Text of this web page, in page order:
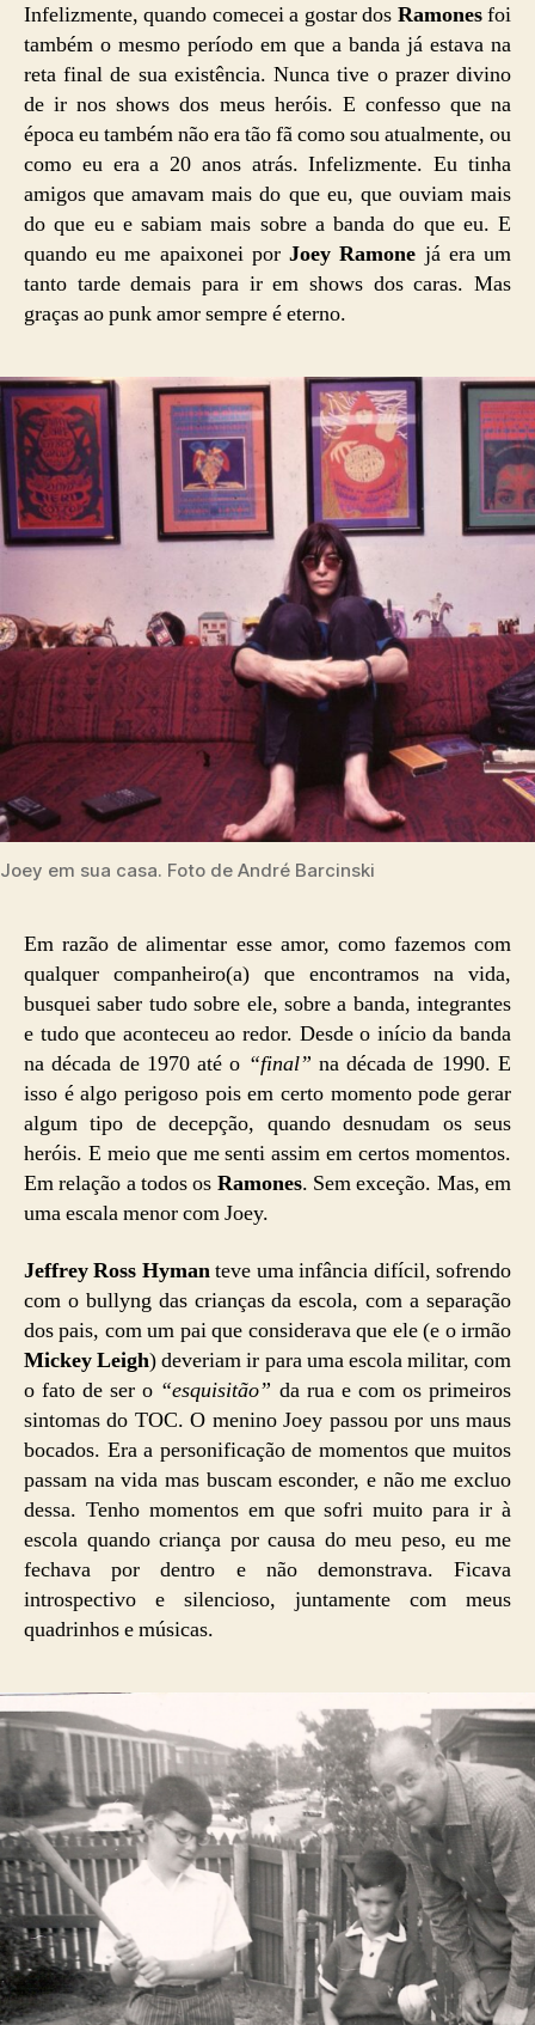
Infelizmente, quando comecei a gostar dos Ramonesfoi
também o mesmo período em que a banda já estava na
reta final de sua existência. Nunca tive o prazer divino
de ir nos shows dos meus heróis. E confesso que na
época eu também não era tão fã como sou atualmente, ou
como eu era a 20 anos atrás. Infelizmente. Eu tinha
amigos que amavam mais do que eu, que ouviam mais
do que eu e sabiam mais sobre a banda do que eu. E
quando eu me apaixonei porJoey Ramone já era um
tanto tarde demais para ir em shows dos caras. Mas
graças ao punk amor sempre é eterno.
Joey em sua casa. Foto de André Barcinski
Em razão de alimentar esse amor, como fazemos com
qualquer companheiro(a) que encontramos na vida,
busquei saber tudo sobre ele, sobre a banda, integrantes
e tudo que aconteceu ao redor. Desde o início da banda
na década de 1970 até o “final” na década de 1990. E
isso é algo perigoso pois em certo momento pode gerar
algum tipo de decepção, quando desnudam os seus
heróis. E meio que me senti assim em certos momentos.
Em relação a todos os Ramones. Sem exceção. Mas, em
uma escala menor com Joey.
Jeffrey Ross Hymanteve uma infância difícil, sofrendo
com o bullyng das crianças da escola, com a separação
dos pais, com um pai que considerava que ele (e o irmão
Mickey Leigh) deveriam ir para uma escola militar, com
o fato de ser o “esquisitão” da rua e com os primeiros
sintomas do TOC. O menino Joey passou por uns maus
bocados. Era a personificação de momentos que muitos
passam na vida mas buscam esconder, e não me excluo
dessa. Tenho momentos em que sofri muito para ir à
escola quando criança por causa do meu peso, eu me
fechava por dentro e não demonstrava. Ficava
introspectivo e silencioso, juntamente com meus
quadrinhos e músicas.